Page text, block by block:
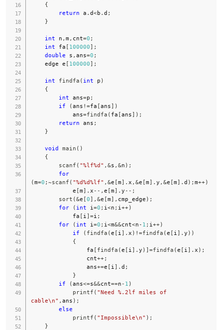
{
return a . d<b . d ;
}
int n , m , cnt=0 ;
int fa [ 100000] ;
double s , ans=0 ;
    edge e
[ 100000] ;
int findfa ( int p )
{
int ans=p ;
if
(ans !=fa [ans] )
            ans
=findfa ( fa [ans] ) ;
return ans ;
}
void main ( )
{
scanf ( "%lf%d" , &s , &n ) ;
for
(m=0 ; ~scanf ( "%d%d%lf" , &e [m] . x , &e [m] . y , &e [m] . d ) ; m++)
            e
[m] . x -- , e [m] . y -- ;
sort (&e [0] , &e [m] , cmp_edge ) ;
for
( int i =0 ; i <n ; i ++)
            fa
[ i ]=i ;
for
( int i =0 ; i <m&&cnt<n - 1 ; i ++)
if
( findfa (e [ i ] . x ) !=findfa (e [ i ] . y ) )
{
                fa
[ findfa (e [ i ] . y ) ]=findfa (e [ i ] . x ) ;
                cnt
++;
                ans
+=e [ i ] . d ;
}
if
(ans<=s&&cnt==n - 1 )
printf ( "Need %.2lf miles of
cable\n" , ans ) ;
else
printf ( "Impossible\n" ) ;
}